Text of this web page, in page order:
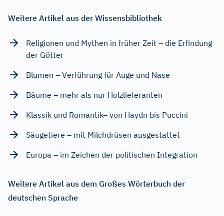
Weitere Artikel aus der Wissensbibliothek
Religionen und Mythen in früher Zeit – die Erfindung
der Götter
Blumen – Verführung für Auge und Nase
Bäume – mehr als nur Holzlieferanten
Klassik und Romantik– von Haydn bis Puccini
Säugetiere – mit Milchdrüsen ausgestattet
Europa – im Zeichen der politischen Integration
Weitere Artikel aus dem Großes Wörterbuch der
deutschen Sprache